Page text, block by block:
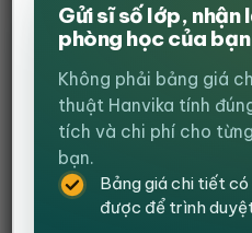
Views: 1.047
Mua ghế chơi game có rất
nhiên một trong những lý do
rất nhiều lần chính là để
thói quen ngồi ghế cho đúng.
cũng biết được những công
gaming mang lại. Hãy cùng
gaming cải thiện tư thế ngồi
Gửi sĩ số lớp, nhận
phòng học của bạn
Không phải bảng giá
thuật Hanvika tính
tích và chi phí cho
bạn.
Bảng giá chi tiết
được để trình